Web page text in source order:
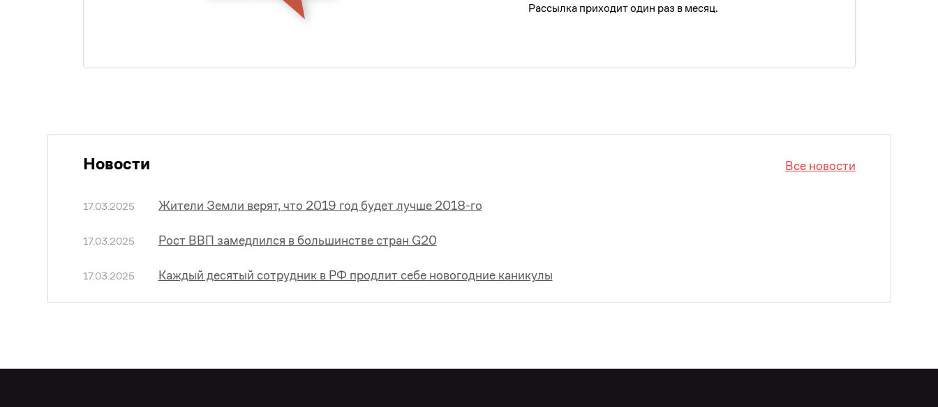
Рассылка приходит один раз в месяц.
Новости Все новости
17.03.2025 Жители Земли верят, что 2019 год будет лучше 2018-го
17.03.2025 Рост ВВП замедлился в большинстве стран G20
17.03.2025 Каждый десятый сотрудник в РФ продлит себе новогодние каникулы